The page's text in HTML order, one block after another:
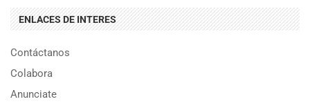
ENLACES DE INTERES
Contáctanos
Colabora
Anunciate